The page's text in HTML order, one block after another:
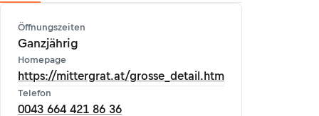
Öffnungszeiten
Ganzjährig
Homepage
https://mittergrat.at/grosse_detail.htm
Telefon
0043 664 421 86 36